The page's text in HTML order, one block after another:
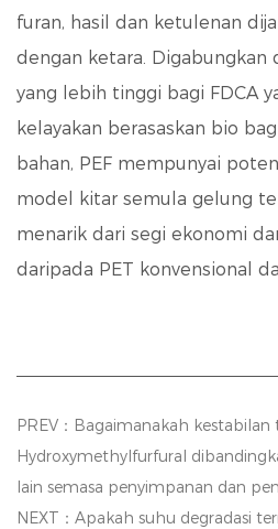
furan, hasil dan ketulenan
dengan ketara. Digabungkan
yang lebih tinggi bagi FDCA
kelayakan berasaskan bio
bahan, PEF mempunyai
model kitar semula gelung
menarik dari segi ekonomi
daripada PET konvensional
PREV：Bagaimanakah kestabilan
Hydroxymethylfurfural
lain semasa penyimpanan dan
NEXT：Apakah suhu degradasi